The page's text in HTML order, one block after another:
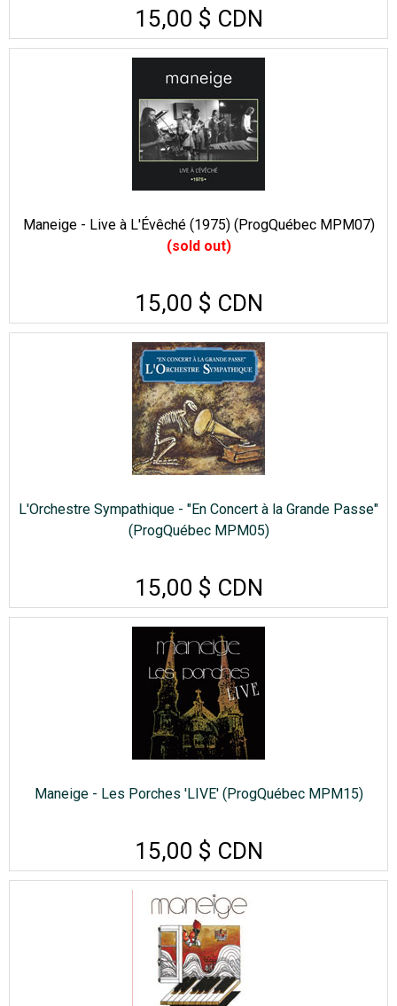
15,00 $ CDN
Maneige - Live à L'Évêché (1975) (ProgQuébec MPM07)
(sold out)
15,00 $ CDN
L'Orchestre Sympathique - "En Concert à la Grande Passe"
(ProgQuébec MPM05)
15,00 $ CDN
Maneige - Les Porches 'LIVE' (ProgQuébec MPM15)
15,00 $ CDN